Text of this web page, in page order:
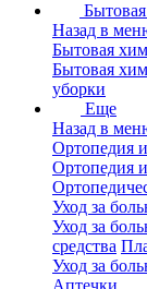
Назад в
Бытовая
Бытовая
уборки
Еще
Назад в
Ортопедия
Ортопедия
Уход за
Уход за
средства
Уход за
Аптечки